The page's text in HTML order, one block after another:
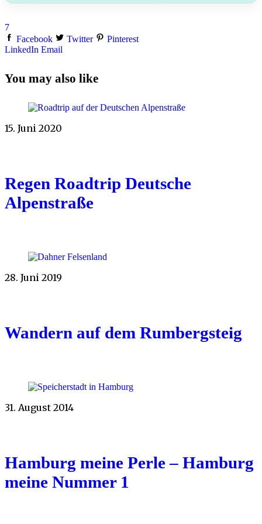
7
Facebook
Twitter
Pinterest
LinkedIn Email
You may also like
15. Juni 2020
Regen Roadtrip Deutsche
Alpenstraße
28. Juni 2019
Wandern auf dem Rumbergsteig
31. August 2014
Hamburg meine Perle – Hamburg
meine Nummer 1